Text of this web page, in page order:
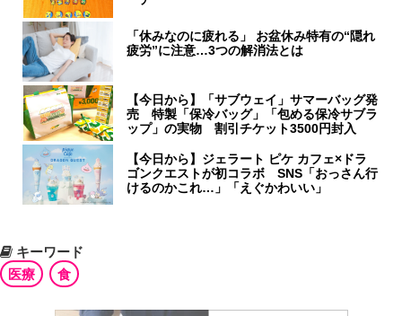
「休みなのに疲れる」 お盆休み特有の“隠れ
疲労”に注意…3つの解消法とは
【今日から】「サブウェイ」サマーバッグ発
売 特製「保冷バッグ」「包める保冷サブラ
ップ」の実物 割引チケット3500円封入
【今日から】ジェラート ピケ カフェ×ドラ
ゴンクエストが初コラボ SNS「おっさん行
けるのかこれ…」「えぐかわいい」
キーワード
医療
食